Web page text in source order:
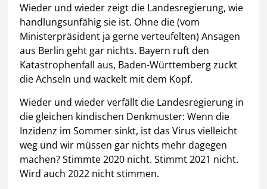
Wieder und wieder zeigt die Landesregierung, wie
handlungsunfähig sie ist. Ohne die (vom
Ministerpräsident ja gerne verteufelten) Ansagen
aus Berlin geht gar nichts. Bayern ruft den
Katastrophenfall aus, Baden-Württemberg zuckt
die Achseln und wackelt mit dem Kopf.
Wieder und wieder verfällt die Landesregierung in
die gleichen kindischen Denkmuster: Wenn die
Inzidenz im Sommer sinkt, ist das Virus vielleicht
weg und wir müssen gar nichts mehr dagegen
machen? Stimmte 2020 nicht. Stimmt 2021 nicht.
Wird auch 2022 nicht stimmen.